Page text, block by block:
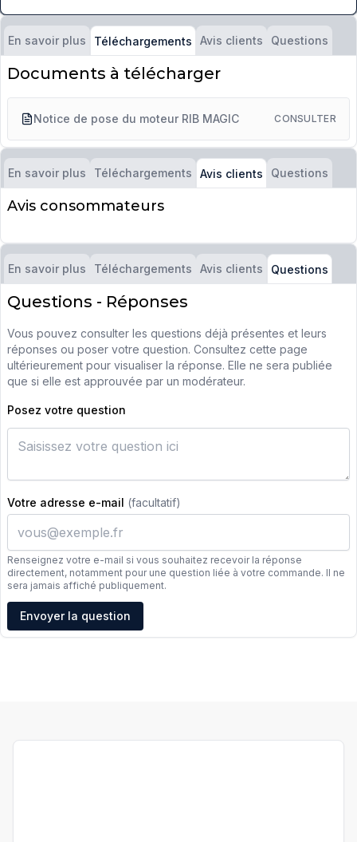
En savoir plus Téléchargements Avis clients Questions
Documents à télécharger
Notice de pose du moteur RIB MAGIC CONSULTER
En savoir plus Téléchargements Avis clients Questions
Avis consommateurs
En savoir plus Téléchargements Avis clients Questions
Questions - Réponses
Vous pouvez consulter les questions déjà présentes et leurs
réponses ou poser votre question. Consultez cette page
ultérieurement pour visualiser la réponse. Elle ne sera publiée
que si elle est approuvée par un modérateur.
Posez votre question
Votre adresse e-mail (facultatif)
Renseignez votre e-mail si vous souhaitez recevoir la réponse
directement, notamment pour une question liée à votre commande. Il ne
sera jamais affiché publiquement.
Adresse e-mail
Envoyer la question